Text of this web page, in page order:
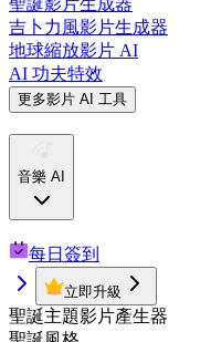
聖誕影片生成器
吉卜力風影片生成器
地球縮放影片 AI
AI 功夫特效
更多影片 AI 工具
音樂 AI
每日簽到
立即升級
聖誕主題影片產生器